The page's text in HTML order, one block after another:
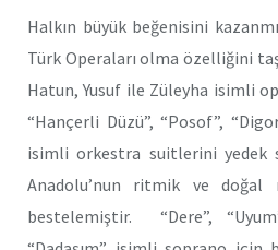
Halkın büyük beğenisini
Türk Operaları olma özelliğini
Hatun, Yusuf ile Züleyha isimli
“Hançerli Düzü”, “Posof”,
isimli orkestra suitlerini yedek
Anadolu’nun ritmik ve doğal
bestelemiştir. “Dere”,